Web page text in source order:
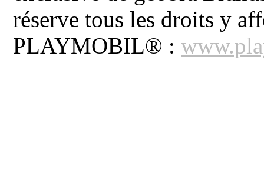
réserve tous les droits y
PLAYMOBIL® :